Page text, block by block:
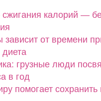
калорий —
зависит от времени
грузные люди
в год
помогает